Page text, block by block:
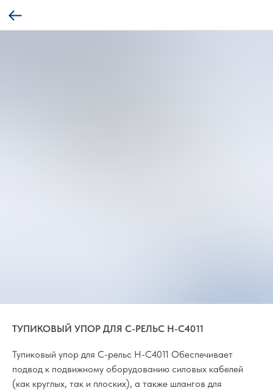
ТУПИКОВЫЙ УПОР ДЛЯ С-РЕЛЬС H-C4011
Тупиковый упор для С-рельс H-C4011 Обеспечивает
подвод к подвижному оборудованию силовых кабелей
(как круглых, так и плоских), а также шлангов для